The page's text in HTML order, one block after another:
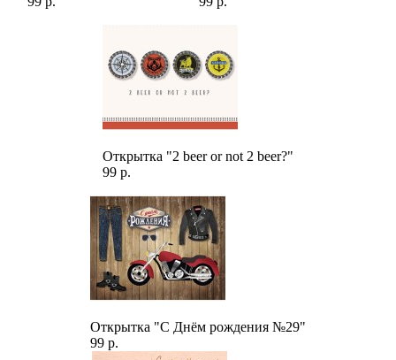
Открытка "2 beer or not 2 beer?"
99 р.
Открытка "С Днём рождения №29"
99 р.